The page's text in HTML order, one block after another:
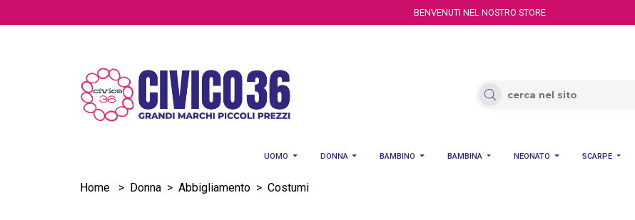
BENVENUTI NEL NOSTRO STORE
UOMO DONNA BAMBINO BAMBINA NEONATO SCARPE
Home > Donna > Abbigliamento > Costumi